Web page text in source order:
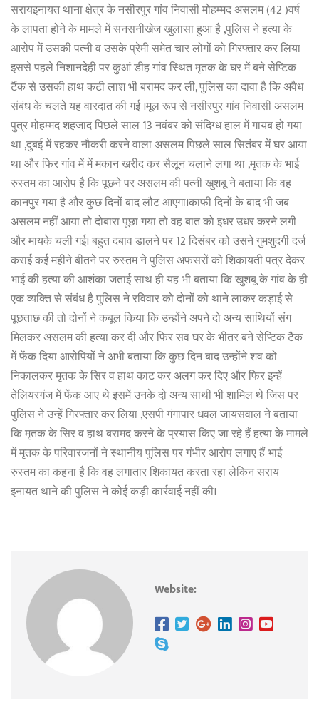
सरायइनायत थाना क्षेत्र के नसीरपुर गांव निवासी मोहम्मद असलम (42 )वर्ष
के लापता होने के मामले में सनसनीखेज खुलासा हुआ है ,पुलिस ने हत्या के
आरोप में उसकी पत्नी व उसके प्रेमी समेत चार लोगों को गिरफ्तार कर लिया
इससे पहले निशानदेही पर कुआं डीह गांव स्थित मृतक के घर में बने सेप्टिक
टैंक से उसकी हाथ कटी लाश भी बरामद कर ली, पुलिस का दावा है कि अवैध
संबंध के चलते यह वारदात की गई ।मूल रूप से नसीरपुर गांव निवासी असलम
पुत्र मोहम्मद शहजाद पिछले साल 13 नवंबर को संदिग्ध हाल में गायब हो गया
था ,दुबई में रहकर नौकरी करने वाला असलम पिछले साल सितंबर में घर आया
था और फिर गांव में में मकान खरीद कर सैलून चलाने लगा था ,मृतक के भाई
रुस्तम का आरोप है कि पूछने पर असलम की पत्नी खुशबू ने बताया कि वह
कानपुर गया है और कुछ दिनों बाद लौट आएगा।काफी दिनों के बाद भी जब
असलम नहीं आया तो दोबारा पूछा गया तो वह बात को इधर उधर करने लगी
और मायके चली गई। बहुत दबाव डालने पर 12 दिसंबर को उसने गुमशुदगी दर्ज
कराई कई महीने बीतने पर रुस्तम ने पुलिस अफसरों को शिकायती पत्र देकर
भाई की हत्या की आशंका जताई साथ ही यह भी बताया कि खुशबू के गांव के ही
एक व्यक्ति से संबंध है पुलिस ने रविवार को दोनों को थाने लाकर कड़ाई से
पूछताछ की तो दोनों ने कबूल किया कि उन्होंने अपने दो अन्य साथियों संग
मिलकर असलम की हत्या कर दी और फिर सव घर के भीतर बने सेप्टिक टैंक
में फेंक दिया आरोपियों ने अभी बताया कि कुछ दिन बाद उन्होंने शव को
निकालकर मृतक के सिर व हाथ काट कर अलग कर दिए और फिर इन्हें
तेलियरगंज में फेंक आए थे इसमें उनके दो अन्य साथी भी शामिल थे जिस पर
पुलिस ने उन्हें गिरफ्तार कर लिया ,एसपी गंगापार धवल जायसवाल ने बताया
कि मृतक के सिर व हाथ बरामद करने के प्रयास किए जा रहे हैं हत्या के मामले
में मृतक के परिवारजनों ने स्थानीय पुलिस पर गंभीर आरोप लगाए हैं भाई
रुस्तम का कहना है कि वह लगातार शिकायत करता रहा लेकिन सराय
इनायत थाने की पुलिस ने कोई कड़ी कार्रवाई नहीं की।
Website: